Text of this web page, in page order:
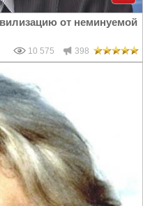
от неминуемой
10 575 398